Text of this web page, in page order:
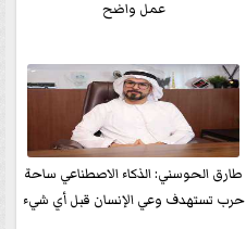
عمل واضح
طارق الحوسني: الذكاء الاصطناعي ساحة
حرب تستهدف وعي الإنسان قبل أي شيء